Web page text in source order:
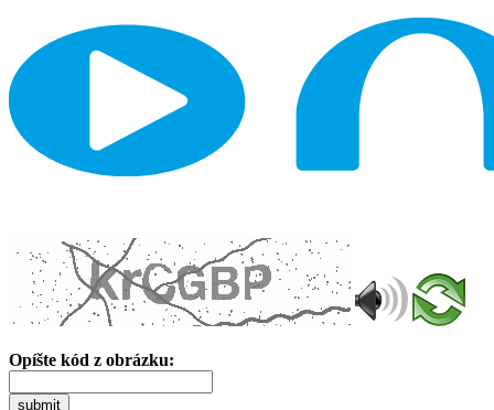
Opíšte kód z obrázku:
submit